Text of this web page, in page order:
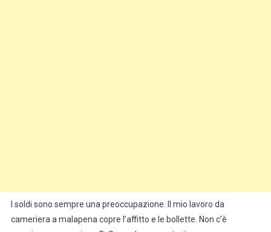
I soldi sono sempre una preoccupazione. Il mio lavoro da
cameriera a malapena copre l’affitto e le bollette. Non c’è